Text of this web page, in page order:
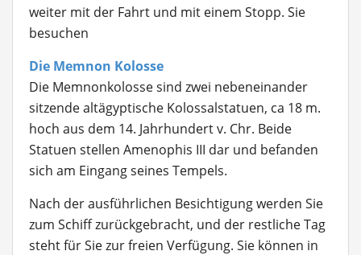
weiter mit der Fahrt und mit einem Stopp. Sie
besuchen
Die Memnon Kolosse
Die Memnonkolossesind zwei nebeneinander
sitzende altägyptische Kolossalstatuen, ca 18 m.
hoch aus dem 14. Jahrhundert v. Chr. Beide
Statuen stellen Amenophis III dar und befanden
sich am Eingang seines Tempels.
Nach der ausführlichen Besichtigung werden Sie
zum Schiff zurückgebracht, und der restliche Tag
steht für Sie zur freien Verfügung. Sie können in